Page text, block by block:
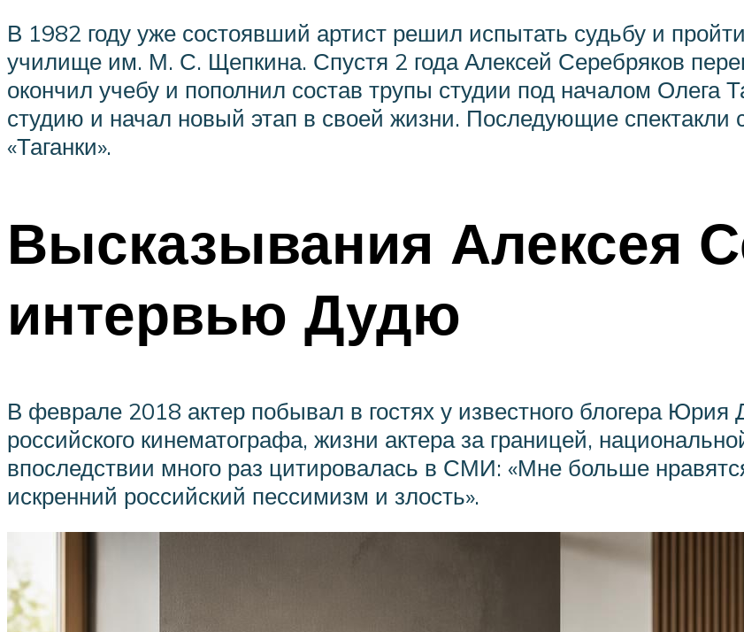
В 1982 году уже состоявший артист решил испытать судьбу и
училище им. М. С. Щепкина. Спустя 2 года Алексей Серебряков
окончил учебу и пополнил состав трупы студии под началом Олега
студию и начал новый этап в своей жизни. Последующие спектакли
«Таганки».
Высказывания Алексея
интервью Дудю
В феврале 2018 актер побывал в гостях у известного блогера Юрия
российского кинематографа, жизни актера за границей,
впоследствии много раз цитировалась в СМИ: «Мне больше
искренний российский пессимизм и злость».